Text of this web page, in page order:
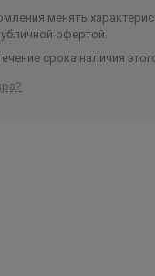
менять
офертой.
срока наличия